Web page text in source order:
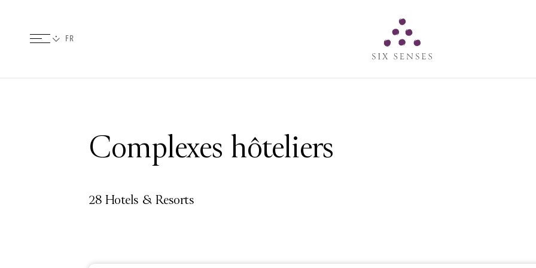
Complexes hôteliers
28 Hotels & Resorts